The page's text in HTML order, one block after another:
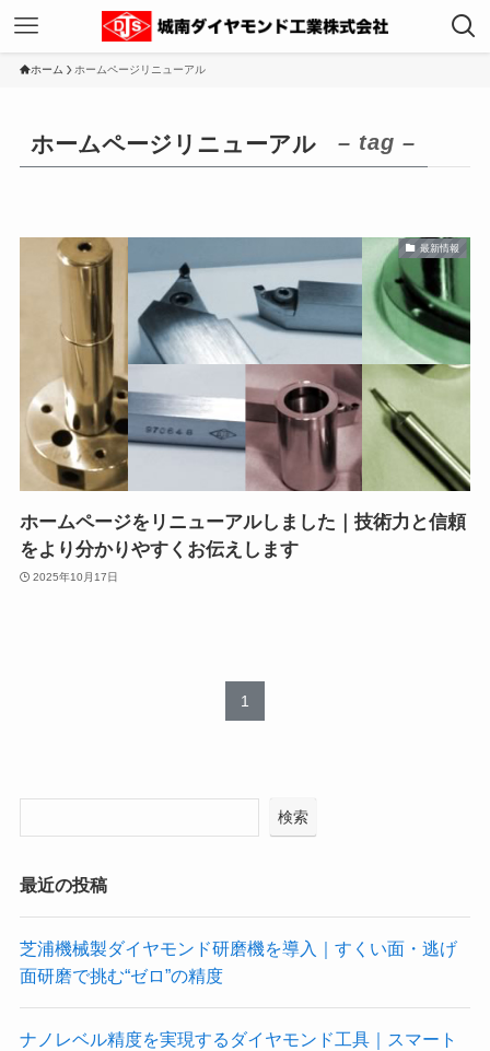
ホーム ホームページリニューアル
ホームページリニューアル – tag –
最新情報
ホームページをリニューアルしました｜技術力と信頼
をより分かりやすくお伝えします
2025年10月17日
1
検索
最近の投稿
芝浦機械製ダイヤモンド研磨機を導入｜すくい面・逃げ
面研磨で挑む“ゼロ”の精度
ナノレベル精度を実現するダイヤモンド工具｜スマート